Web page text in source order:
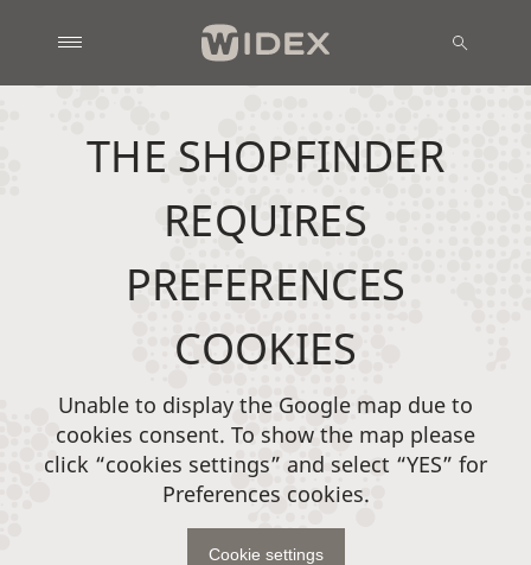
THE SHOPFINDER
REQUIRES
PREFERENCES
COOKIES
Unable to display the Google map due to
cookies consent. To show the map please
click “cookies settings” and select “YES” for
Preferences cookies.
Cookie settings